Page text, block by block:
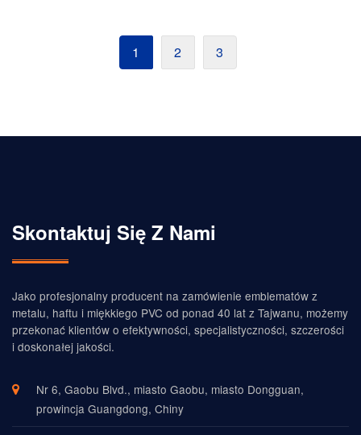
1 2 3
Skontaktuj Się Z Nami
Jako profesjonalny producent na zamówienie emblematów z
metalu, haftu i miękkiego PVC od ponad 40 lat z Tajwanu, możemy
przekonać klientów o efektywności, specjalistyczności, szczerości
i doskonałej jakości.
Nr 6, Gaobu Blvd., miasto Gaobu, miasto Dongguan,
prowincja Guangdong, Chiny